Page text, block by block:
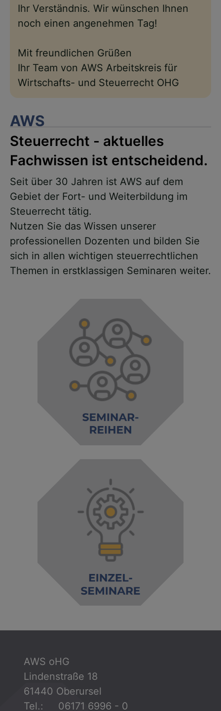
Ihr Verständnis. Wir wünschen Ihnen
noch einen angenehmen Tag!
Mit freundlichen Grüßen
Ihr Team von AWS Arbeitskreis für
Wirtschafts- und Steuerrecht OHG
AWS
Steuerrecht - aktuelles
Fachwissen ist entscheidend.
Seit über 30 Jahren ist AWS auf dem
Gebiet der Fort- und Weiterbildung im
Steuerrecht tätig.
Nutzen Sie das Wissen unserer
professionellen Dozenten und bilden Sie
sich in allen wichtigen steuerrechtlichen
Themen in erstklassigen Seminaren weiter.
AWS oHG
Lindenstraße 18
61440 Oberursel
Tel.: 06171 6996 - 0